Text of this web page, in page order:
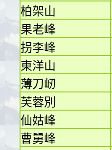
柏架山
果老峰
拐李峰
東洋山
薄刀屻
芙蓉別
仙姑峰
曹舅峰